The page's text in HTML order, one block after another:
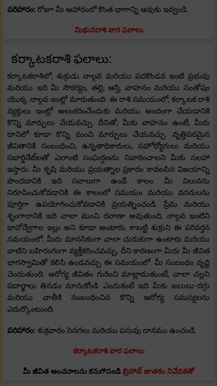
పరిహారం: రోజూ మీ ఆహారంలో కొంత భాగాన్ని ఆవుకు ఇవ్వండి.
మిథునరాశి వార ఫలాలు
కర్కాటకరాశి ఫలాలు:
కర్కాటకరాశిలో, శుక్రుడు నాల్గవ మరియు పదకొండవ ఇంటి ప్రభువు
మరియు ఇది మీ సౌకర్యం, తల్లి, ఆస్తి, వాహనం మరియు సంతోషం
యొక్క నాల్గవ ఇంట్లో మారుతుంది. ఈ రాశి సమయంలో, కర్కాటక రాశి
వ్యక్తులు ఇంట్లో అలంకరించేందుకు మరియు అందంగా చేయడానికి
కొన్ని మార్పులు చేయవచ్చు. దీనితో, మీకు వాహనం ఉంటే, మీరు
దానిలో కూడా కొన్ని మంచి మార్పులు చేయవచ్చు. వృత్తిపరమైన
జీవితానికి సంబంధించి, ఉన్నతాధికారులు, సహోద్యోగులు మరియు
సబార్డినేట్‌లతో ఎలాంటి సంఘర్షణను నివారించాలని మీకు సలహా
ఇస్తారు. మీ కృషి మరియు ప్రయత్నాల ప్రకారం కావలసిన విజయాన్ని
పొందడానికి ఇది సవాలుగా ఉండే కాలం. మీ విలువను
నిరూపించుకోవడానికి ఈ కాలంలో సమయం మరియు వనరులను
పూర్తిగా ఉపయోగించుకోవడానికి ప్రయత్నించండి. ప్రేమ మరియు
శృంగారానికి ఇది చాలా మంచి రవాణా అవుతుంది, నాల్గవ ఇంటిని
భావోద్వేగాల ఇల్లు అని కూడా అంటారు, కాబట్టి శుక్రుని ఈ పరివర్తన
సమయంలో, మీరు మానసికంగా చాలా చురుకుగా ఉంటారు మరియు
వాటిని బహిరంగంగా వ్యక్తీకరించవచ్చు, దీని కారణంగా మీరు మీ జీవిత
భాగస్వామితో కలిసి ఉండవచ్చు ఈ సమయంలో. మీ సంబంధం వృద్ధి
చెందుతుంది. ఆరోగ్య జీవితం గురించి మాట్లాడుతుంటే, చాలా చల్లని
పదార్థాలు తినడం మానుకోండి ఎందుకంటే ఇది మీకు జలుబు-దగ్గు
మరియు ఛాతీకి సంబంధించిన కొన్ని ఆరోగ్య సమస్యలను
ఎదుర్కొంటుంది.
పరిహారం: శుక్రవారం సెనగలు మరియు పసుపు దానము ఉంచండి.
కర్కాటకరాశి వార ఫలాలు
మీ జీవిత అంచనాలను కనుగొనండి బ్రిహాట్ జాతకం నివేదికతో